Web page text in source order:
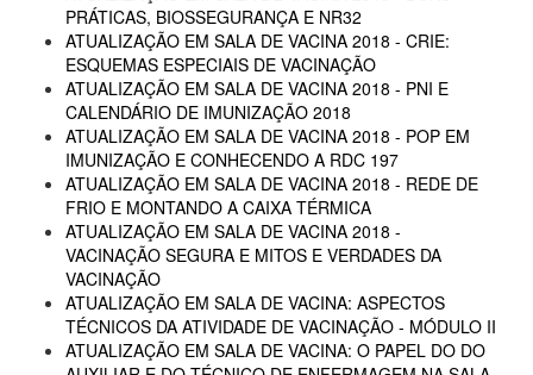
PRÁTICAS, BIOSSEGURANÇA E NR32
ATUALIZAÇÃO EM SALA DE VACINA 2018 - CRIE:
ESQUEMAS ESPECIAIS DE VACINAÇÃO
ATUALIZAÇÃO EM SALA DE VACINA 2018 - PNI E
CALENDÁRIO DE IMUNIZAÇÃO 2018
ATUALIZAÇÃO EM SALA DE VACINA 2018 - POP EM
IMUNIZAÇÃO E CONHECENDO A RDC 197
ATUALIZAÇÃO EM SALA DE VACINA 2018 - REDE DE
FRIO E MONTANDO A CAIXA TÉRMICA
ATUALIZAÇÃO EM SALA DE VACINA 2018 -
VACINAÇÃO SEGURA E MITOS E VERDADES DA
VACINAÇÃO
ATUALIZAÇÃO EM SALA DE VACINA: ASPECTOS
TÉCNICOS DA ATIVIDADE DE VACINAÇÃO - MÓDULO II
ATUALIZAÇÃO EM SALA DE VACINA: O PAPEL DO DO